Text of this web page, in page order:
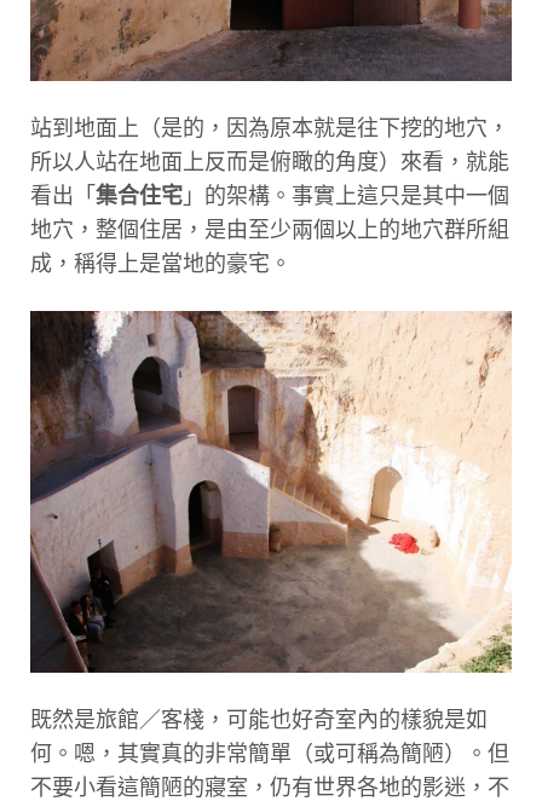
站到地面上（是的，因為原本就是往下挖的地穴，
所以人站在地面上反而是俯瞰的角度）來看，就能
看出「 集合住宅 」的架構。事實上這只是其中一個
地穴，整個住居，是由至少兩個以上的地穴群所組
成，稱得上是當地的豪宅。
既然是旅館／客棧，可能也好奇室內的樣貌是如
何。嗯，其實真的非常簡單（或可稱為簡陋）。但
不要小看這簡陋的寢室，仍有世界各地的影迷，不